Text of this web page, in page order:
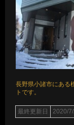
長野県小諸市にある
トです。
最終更新日 2020/